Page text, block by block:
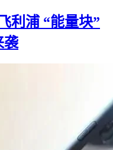
利浦 “能量块”
袭